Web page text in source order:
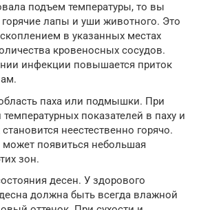
подъем температуры, то вы
горячие лапы и уши животного. Это
в указанных местах
кровеносных сосудов.
инфекции повышается приток
паха или подмышки. При
показателей в паху и
неестественно горячо.
может появиться небольшая
зон.
десен. У здорового
должна быть всегда влажной